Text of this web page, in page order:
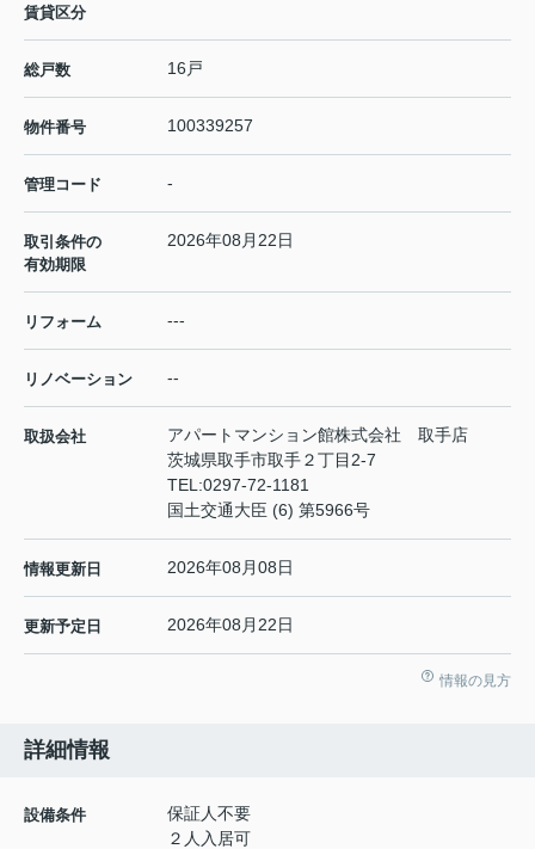
賃貸区分
総戸数 16戸
物件番号 100339257
管理コード -
取引条件の
有効期限
2026年08月22日
リフォーム ---
リノベーション --
取扱会社
アパートマンション館株式会社 取手店
茨城県取手市取手２丁目2-7
TEL:0297-72-1181
国土交通大臣 (6) 第5966号
情報更新日 2026年08月08日
更新予定日 2026年08月22日
情報の見方
詳細情報
設備条件
保証人不要
２人入居可